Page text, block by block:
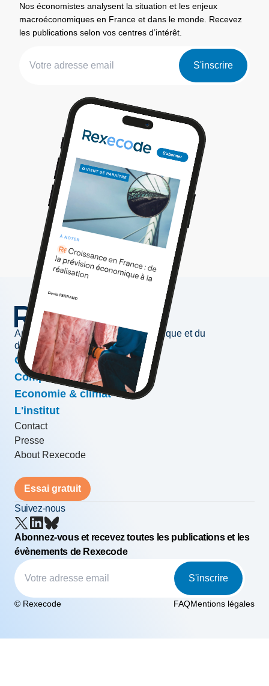
Nos économistes analysent la situation et les enjeux
macroéconomiques en France et dans le monde. Recevez
les publications selon vos centres d’intérêt.
S'inscrire
Au service de l'information économique et du
développement des entreprises
Conjoncture & prévisions
Compétitivité & croissance
Economie & climat
L'institut
Contact
Presse
About Rexecode
Essai gratuit
Suivez-nous
Abonnez-vous et recevez toutes les publications et les
évènements de Rexecode
S'inscrire
© Rexecode FAQMentions légales